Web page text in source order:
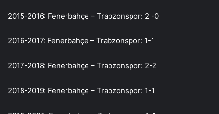
2015-2016: Fenerbahçe – Trabzonspor: 2 -0
2016-2017: Fenerbahçe – Trabzonspor: 1-1
2017-2018: Fenerbahçe – Trabzonspor: 2-2
2018-2019: Fenerbahçe – Trabzonspor: 1-1